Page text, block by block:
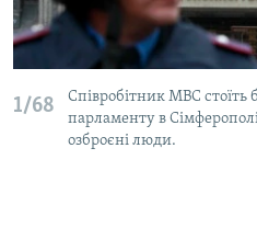
1/68
Співробітник МВС стоїть
парламенту в
озброєні люди.